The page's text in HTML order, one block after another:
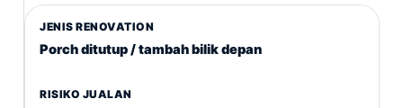
Porch ditutup / tambah bilik depan